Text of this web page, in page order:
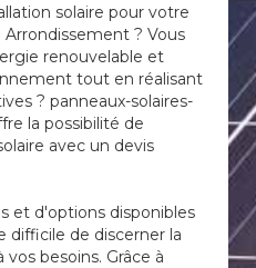
solaire pour votre
Arrondissement ? Vous
renouvelable et
tout en réalisant
? panneaux-solaires-
la possibilité de
avec un devis
et d'options disponibles
difficile de discerner la
besoins. Grâce à